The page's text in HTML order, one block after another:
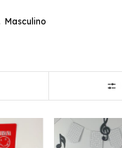
Masculino